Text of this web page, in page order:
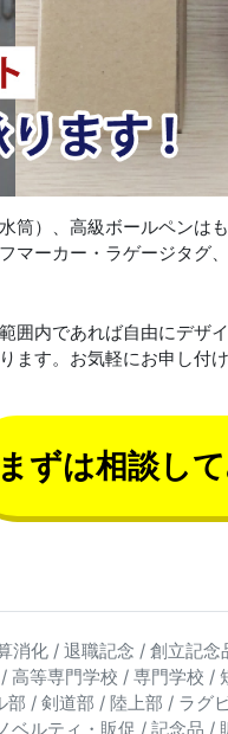
筒）、高級ボールペンは
マーカー・ラゲージタグ
囲内であれば自由にデザ
ます。お気軽にお申し付
まずは相談し
化 / 退職記念 / 創立記
等専門学校 / 専門学校 /
/ 剣道部 / 陸上部 / ラグ
ルティ・販促 / 記念品 /